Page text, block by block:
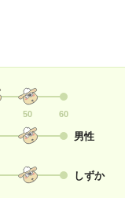
50 60
男性
しずか